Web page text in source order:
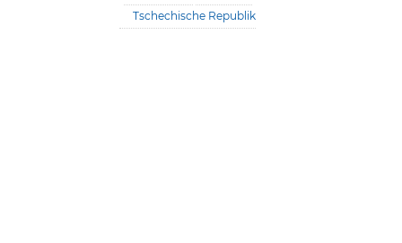
Tschechische Republik